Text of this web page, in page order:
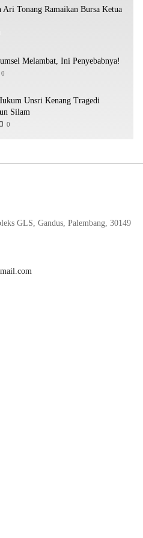
Ari Tonang Ramaikan Bursa Ketua
Melambat, Ini Penyebabnya!
0
Unsri Kenang Tragedi
Silam
0
GLS, Gandus, Palembang, 30149